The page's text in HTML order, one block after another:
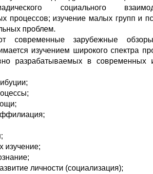
социального
процессов; изучение малых групп и
проблем.
современные зарубежные
изучением широкого спектра
разрабатываемых в современных
изучение;
личности (социализация);